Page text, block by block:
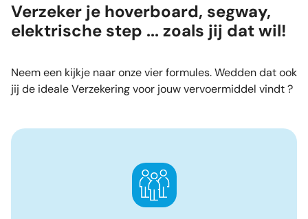
Verzeker je hoverboard, segway,
elektrische step ... zoals jij dat wil!
Neem een kijkje naar onze vier formules. Wedden dat ook
jij de ideale Verzekering voor jouw vervoermiddel vindt ?